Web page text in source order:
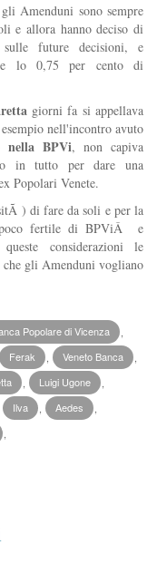
Amenduni sono sempre
e allora hanno deciso di
sulle future decisioni, e
lo 0,75 per cento di
giorni fa si appellava
nell'incontro avuto
nella BPVi, non capiva
in tutto per dare una
Popolari Venete.
) di fare da soli e per la
poco fertile di BPViÂ e
considerazioni le
gli Amenduni vogliano
Popolare di Vicenza
Ferak Veneto Banca
Luigi Ugone
Ilva Aedes